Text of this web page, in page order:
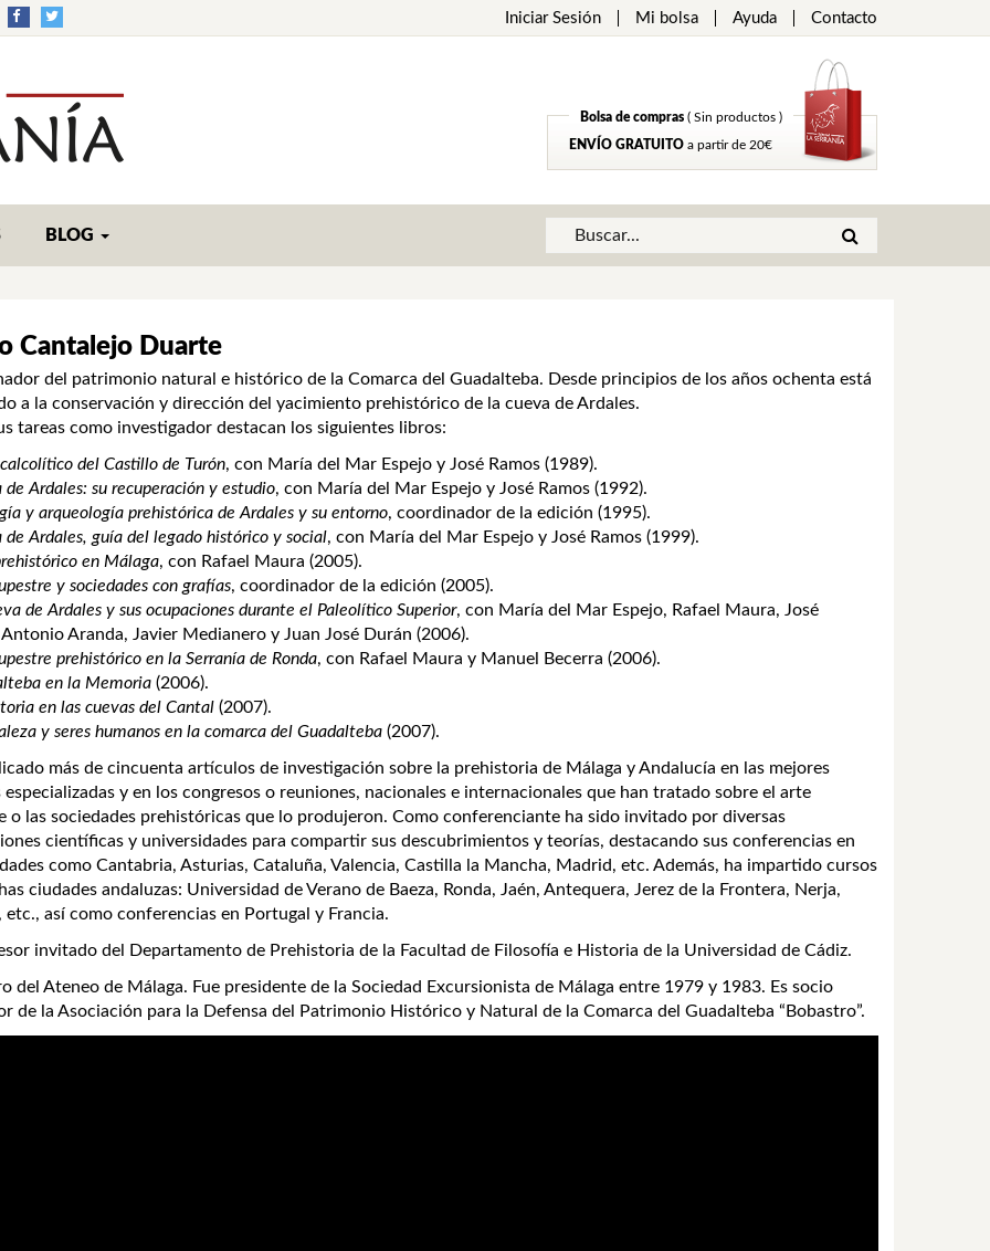
Iniciar Sesión Mi bolsa Ayuda Contacto
Bolsa de compras ( Sin productos )
ENVÍO GRATUITO a partir de 20€
BLOG
Cantalejo Duarte
del patrimonio natural e histórico de la Comarca del Guadalteba. Desde principios de los años ochenta está
a la conservación y dirección del yacimiento prehistórico de la cueva de Ardales.
tareas como investigador destacan los siguientes libros:
del Castillo de Turón, con María del Mar Espejo y José Ramos (1989).
de Ardales: su recuperación y estudio, con María del Mar Espejo y José Ramos (1992).
y arqueología prehistórica de Ardales y su entorno, coordinador de la edición (1995).
de Ardales, guía del legado histórico y social, con María del Mar Espejo y José Ramos (1999).
en Málaga, con Rafael Maura (2005).
y sociedades con grafías, coordinador de la edición (2005).
de Ardales y sus ocupaciones durante el Paleolítico Superior, con María del Mar Espejo, Rafael Maura, José
Antonio Aranda, Javier Medianero y Juan José Durán (2006).
prehistórico en la Serranía de Ronda, con Rafael Maura y Manuel Becerra (2006).
en la Memoria(2006).
en las cuevas del Cantal(2007).
y seres humanos en la comarca del Guadalteba(2007).
más de cincuenta artículos de investigación sobre la prehistoria de Málaga y Andalucía en las mejores
especializadas y en los congresos o reuniones, nacionales e internacionales que han tratado sobre el arte
o las sociedades prehistóricas que lo produjeron. Como conferenciante ha sido invitado por diversas
científicas y universidades para compartir sus descubrimientos y teorías, destacando sus conferencias en
como Cantabria, Asturias, Cataluña, Valencia, Castilla la Mancha, Madrid, etc. Además, ha impartido cursos
ciudades andaluzas: Universidad de Verano de Baeza, Ronda, Jaén, Antequera, Jerez de la Frontera, Nerja,
etc., así como conferencias en Portugal y Francia.
invitado del Departamento de Prehistoria de la Facultad de Filosofía e Historia de la Universidad de Cádiz.
del Ateneo de Málaga. Fue presidente de la Sociedad Excursionista de Málaga entre 1979 y 1983. Es socio
de la Asociación para la Defensa del Patrimonio Histórico y Natural de la Comarca del Guadalteba “Bobastro”.